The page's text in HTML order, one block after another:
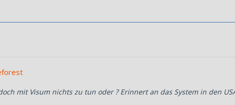
mit Visum nichts zu tun oder ? Erinnert an das System in den